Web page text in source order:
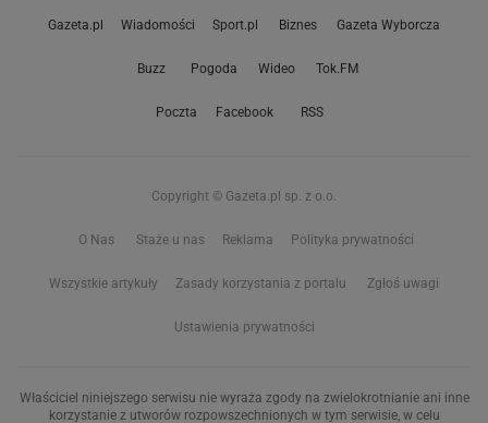
Gazeta.pl Wiadomości Sport.pl Biznes Gazeta Wyborcza
Buzz Pogoda Wideo Tok.FM
Poczta Facebook RSS
Copyright © Gazeta.pl sp. z o.o.
O Nas Staże u nas Reklama Polityka prywatności
Wszystkie artykuły Zasady korzystania z portalu Zgłoś uwagi
Ustawienia prywatności
Właściciel niniejszego serwisu nie wyraża zgody na zwielokrotnianie ani inne
korzystanie z utworów rozpowszechnionych w tym serwisie, w celu